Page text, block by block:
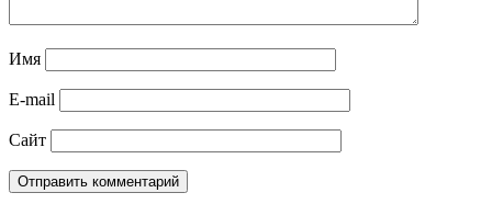
Имя
E-mail
Сайт